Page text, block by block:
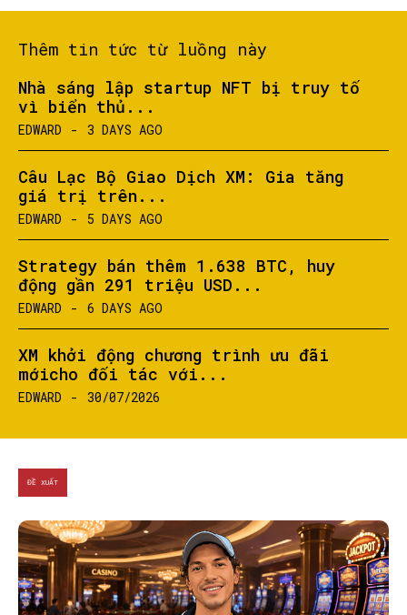
Thêm tin tức từ luồng này
Nhà sáng lập startup NFT bị truy tố
vì biển thủ...
EDWARD - 3 DAYS AGO
Câu Lạc Bộ Giao Dịch XM: Gia tăng
giá trị trên...
EDWARD - 5 DAYS AGO
Strategy bán thêm 1.638 BTC, huy
động gần 291 triệu USD...
EDWARD - 6 DAYS AGO
XM khởi động chương trình ưu đãi
mớicho đối tác với...
EDWARD - 30/07/2026
ĐỀ XUẤT